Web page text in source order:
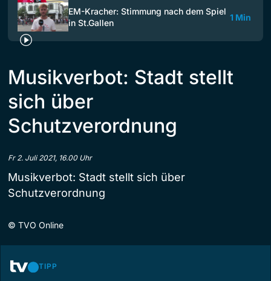
EM-Kracher: Stimmung nach dem Spiel
in St.Gallen
1 Min
Musikverbot: Stadt stellt
sich über
Schutzverordnung
Fr 2. Juli 2021, 16.00 Uhr
Musikverbot: Stadt stellt sich über
Schutzverordnung
© TVO Online
TIPP